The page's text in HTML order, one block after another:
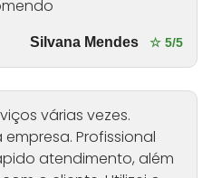
Silvana Mendes ☆ 5/5
várias vezes.
empresa. Profissional
atendimento, além